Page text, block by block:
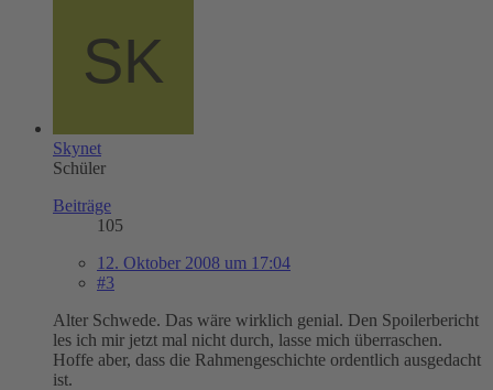
Skynet
Schüler
Beiträge
105
12. Oktober 2008 um 17:04
#3
Alter Schwede. Das wäre wirklich genial. Den Spoilerbericht
les ich mir jetzt mal nicht durch, lasse mich überraschen.
Hoffe aber, dass die Rahmengeschichte ordentlich ausgedacht
ist.